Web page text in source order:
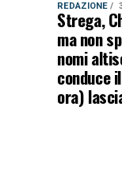
REDAZIONE
Strega,
ma non
nomi
conduce
ora)